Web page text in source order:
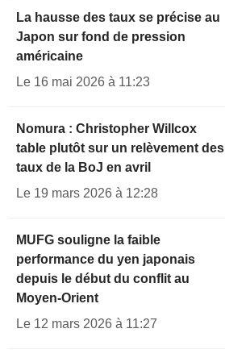
La hausse des taux se précise au
Japon sur fond de pression
américaine
Le 16 mai 2026 à 11:23
Nomura : Christopher Willcox
table plutôt sur un relèvement des
taux de la BoJ en avril
Le 19 mars 2026 à 12:28
MUFG souligne la faible
performance du yen japonais
depuis le début du conflit au
Moyen-Orient
Le 12 mars 2026 à 11:27